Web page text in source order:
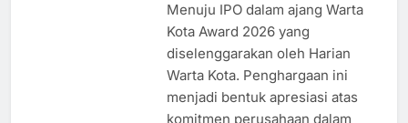
Menuju IPO dalam ajang Warta
Kota Award 2026 yang
diselenggarakan oleh Harian
Warta Kota. Penghargaan ini
menjadi bentuk apresiasi atas
komitmen perusahaan dalam